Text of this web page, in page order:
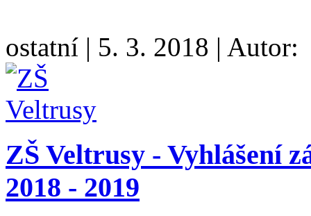
ostatní | 5. 3. 2018 | Autor:
ZŠ Veltrusy - Vyhlášení
2018 - 2019